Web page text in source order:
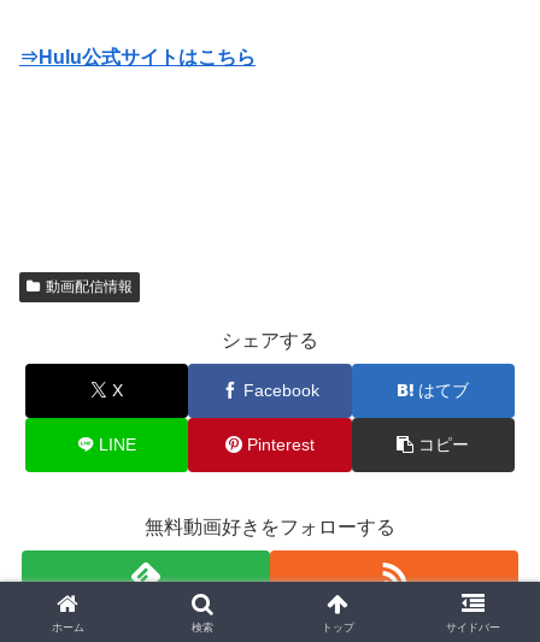
⇒Hulu公式サイトはこちら
動画配信情報
シェアする
X Facebook はてブ
LINE Pinterest コピー
無料動画好きをフォローする
ホーム 検索 トップ サイドバー